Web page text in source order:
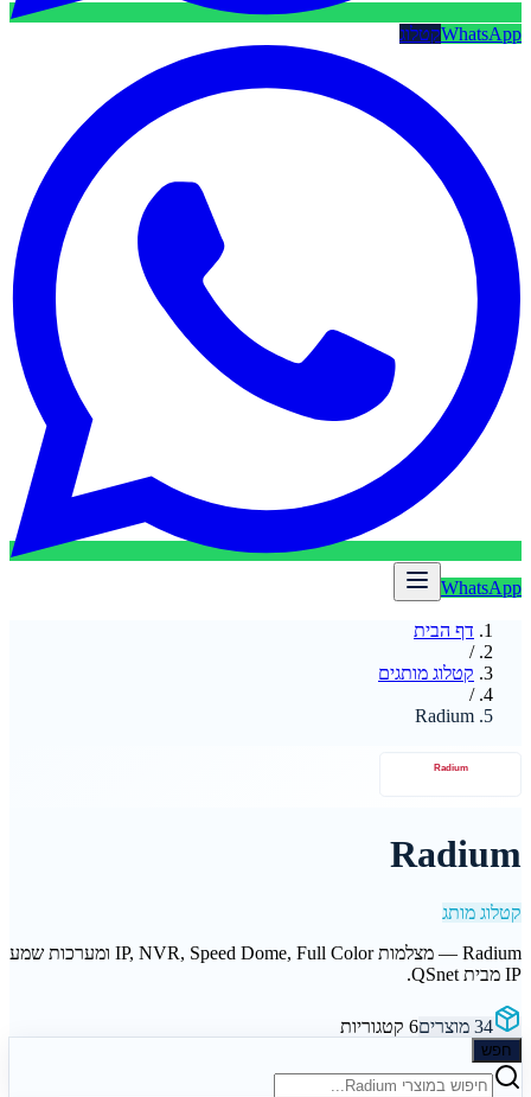
WhatsAppקטלוג
WhatsApp
דף הבית
/
קטלוג מותגים
/
Radium
Radium
קטלוג מותג
Radium — מצלמות IP, NVR, Speed Dome, Full Color ומערכות שמע
IP מבית QSnet.
34 מוצרים6 קטגוריות
חפש